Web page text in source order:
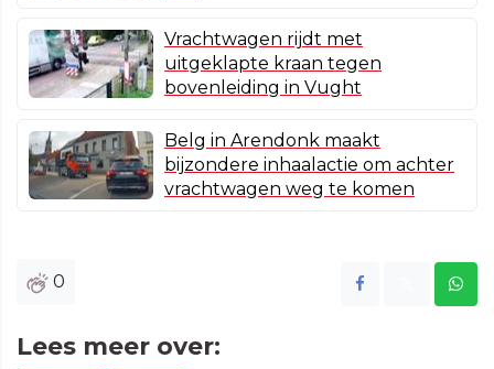
Vrachtwagen rijdt met
uitgeklapte kraan tegen
bovenleiding in Vught
Belg in Arendonk maakt
bijzondere inhaalactie om achter
vrachtwagen weg te komen
0
Lees meer over: